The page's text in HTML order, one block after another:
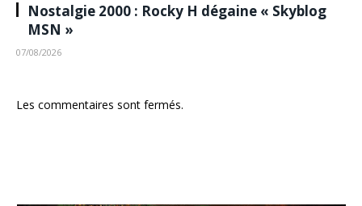
Nostalgie 2000 : Rocky H dégaine « Skyblog
MSN »
07/08/2026
Les commentaires sont fermés.